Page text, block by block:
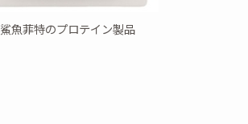
鯊魚菲特のプロテイン製品